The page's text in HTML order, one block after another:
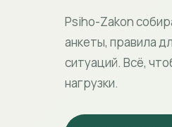
Psiho-Zakon
анкеты, правила
ситуаций. Всё,
нагрузки.